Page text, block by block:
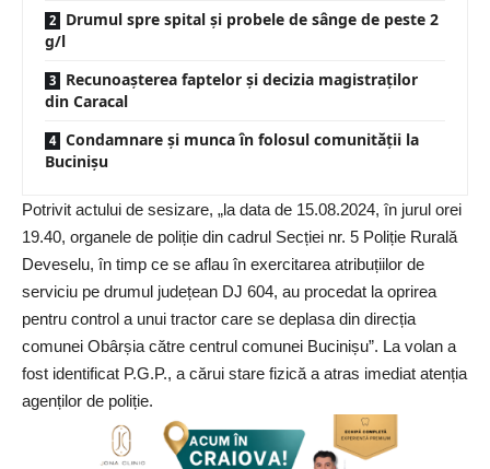
Drumul spre spital și probele de sânge de peste 2
g/l
Recunoașterea faptelor și decizia magistraților
din Caracal
Condamnare și munca în folosul comunității la
Bucinișu
Potrivit actului de sesizare, „la data de 15.08.2024, în jurul orei
19.40, organele de poliție din cadrul Secției nr. 5 Poliție Rurală
Deveselu, în timp ce se aflau în exercitarea atribuțiilor de
serviciu pe drumul județean DJ 604, au procedat la oprirea
pentru control a unui tractor care se deplasa din direcția
comunei Obârșia către centrul comunei Bucinișu”. La volan a
fost identificat P.G.P., a cărui stare fizică a atras imediat atenția
agenților de poliție.